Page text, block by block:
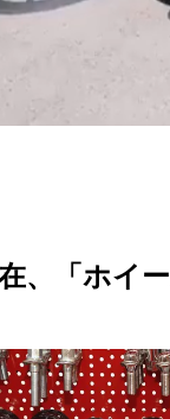
、「ホイー